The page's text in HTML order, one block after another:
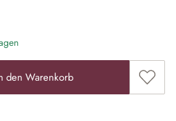
gewünschten Wert ein oder
den Warenkorb Zum